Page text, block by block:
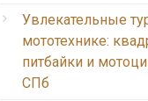
Увлекательные
мототехнике:
питбайки и
СПб